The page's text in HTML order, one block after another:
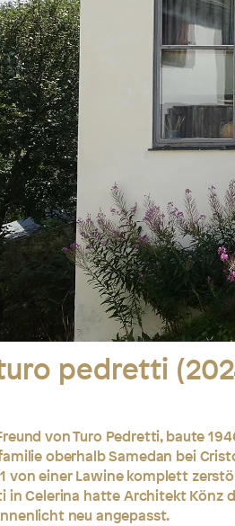
pedretti
von Turo Pedretti, baute
oberhalb Samedan bei
von einer Lawine komplett
in Celerina hatte Architekt Könz
neu angepasst.